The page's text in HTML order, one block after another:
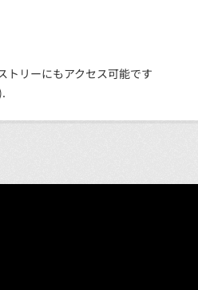
トリーにもアクセス可能です